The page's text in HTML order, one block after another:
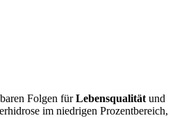
Folgen fürLebensqualität und​
im niedrigen Prozentbereich,